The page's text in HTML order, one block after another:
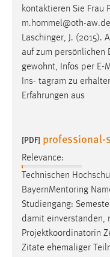
kontaktieren Sie Frau
m.hommel@oth-
Laschinger, J. (2015).
auf zum persönlichen
gewohnt, Infos per E-
Ins- tagram zu
Erfahrungen aus
[PDF] professional-
Relevance:
Technischen
BayernMentoring
Studiengang:
damit einverstanden,
Projektkoordinatorin
Zitate ehemaliger